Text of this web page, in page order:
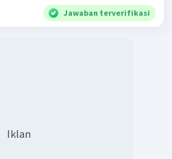
Jawaban terverifikasi
Iklan